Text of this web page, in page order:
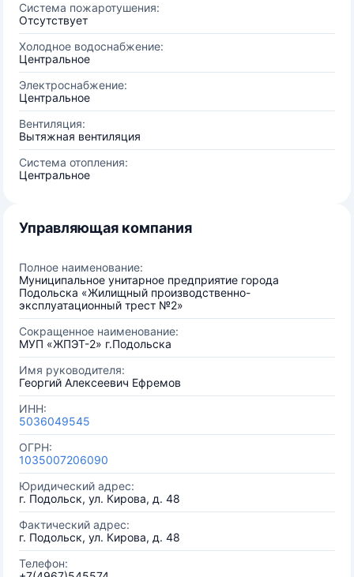
Система пожаротушения:
Отсутствует
Холодное водоснабжение:
Центральное
Электроснабжение:
Центральное
Вентиляция:
Вытяжная вентиляция
Система отопления:
Центральное
Управляющая компания
Полное наименование:
Муниципальное унитарное предприятие города
Подольска «Жилищный производственно-
эксплуатационный трест №2»
Сокращенное наименование:
МУП «ЖПЭТ-2» г.Подольска
Имя руководителя:
Георгий Алексеевич Ефремов
ИНН:
5036049545
ОГРН:
1035007206090
Юридический адрес:
г. Подольск, ул. Кирова, д. 48
Фактический адрес:
г. Подольск, ул. Кирова, д. 48
Телефон: